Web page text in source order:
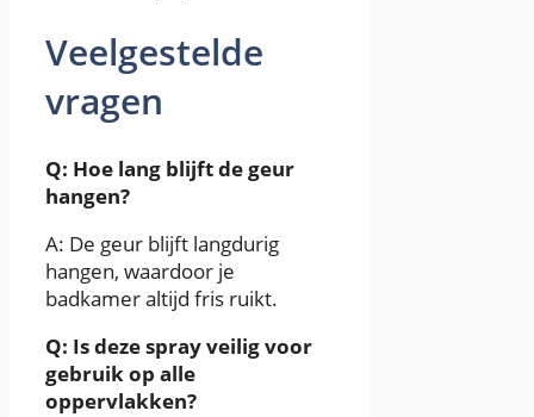
Veelgestelde
vragen
Q: Hoe lang blijft de geur
hangen?
A: De geur blijft langdurig
hangen, waardoor je
badkamer altijd fris ruikt.
Q: Is deze spray veilig voor
gebruik op alle
oppervlakken?